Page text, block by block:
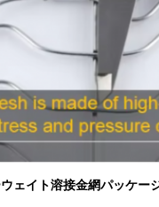
ェイト溶接金網パッケー